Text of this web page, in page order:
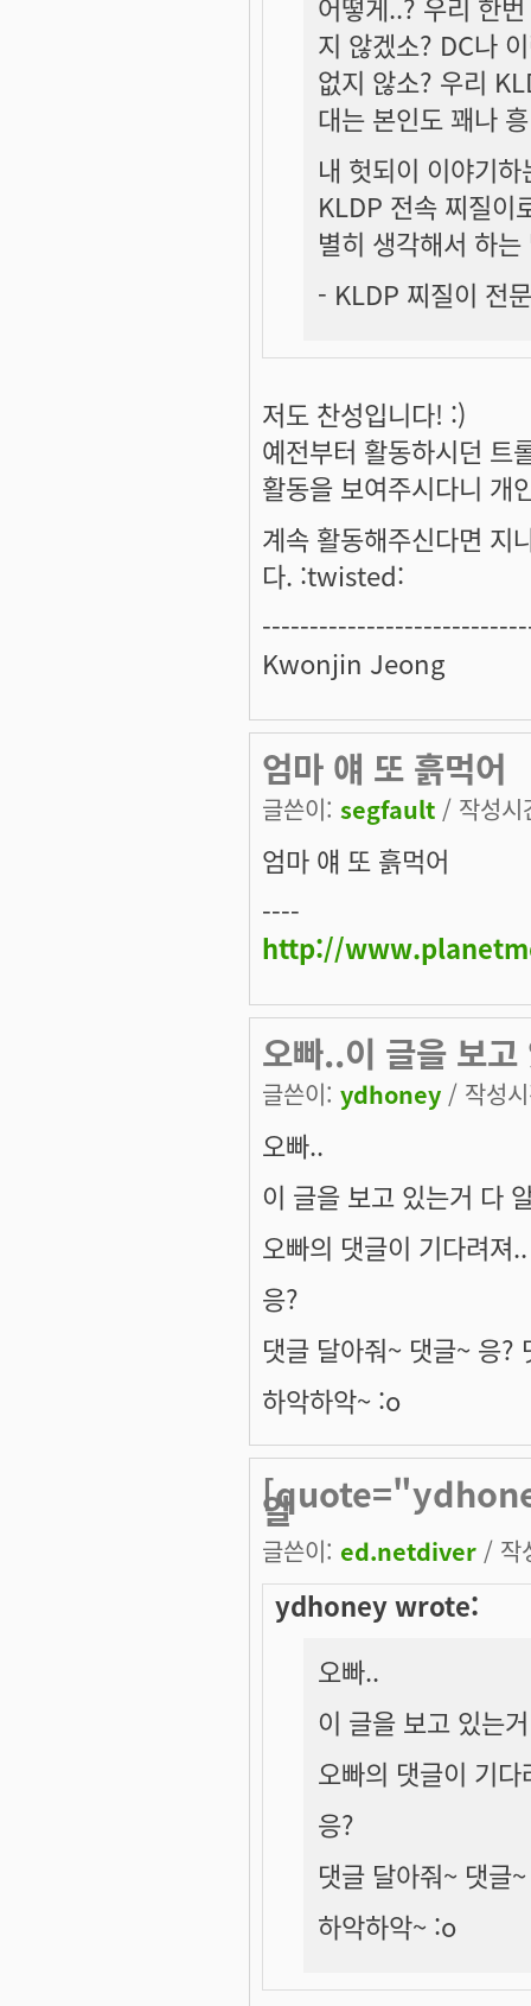
지 않겠소? DC나
없지 않소? 우리
대는 본인도 꽤나
내 헛되이 이야기
KLDP 전속 찌질이
별히 생각해서 하
- KLDP 찌질이 전
저도 찬성입니다! :)
예전부터 활동하시던 트
활동을 보여주시다니 개
계속 활동해주신다면 지
다. :twisted:
Kwonjin Jeong
엄마 얘 또 흙먹어
글쓴이: segfault / 작성
엄마 얘 또 흙먹어
----
http://
오빠..이 글을 보
글쓴이: ydhoney / 작성
오빠..
이 글을 보고 있는거 다
오빠의 댓글이 기다려져..
응?
댓글 달아줘~ 댓글~ 응?
하악하악~ :o
알
글쓴이: ed.netdiver / 작
ydhoney wrote:
오빠..
이 글을 보고 있는
오빠의 댓글이 기다
응?
댓글 달아줘~ 댓글
하악하악~ :o